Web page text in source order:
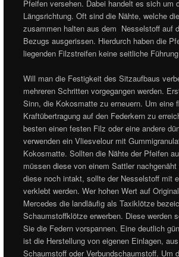
Pfeifen versehen. Dabei handelt es sich um
Längsrichtung. Oft sind die Nähte, welche
zusammen halten aus dem Nesselstoff auf
Bezugs ausgerissen. Hierdurch haben die
liegenden Filzstreifen keine seitliche
Will man die Festigkeit des Sitzaufbaus
mehreren Schritten vorgegangen werden.
Sinn, die Kokosmatte zu erneuern. Um eine
Kraftübertragung auf den Federkern zu
besten einen festen Filz oder eine andere
verwenden ein Vliesvelour mit
Kokosmatte. Sollten die Nähte der Pfeifen
müssen diese von einem Sattler
diese noch intakt, sollte der Nesselstoff mit
verklebt werden. Wer hohen Wert auf
Mercedes die landläufig als Taxiklötze
Schaumstoffklötze erwerben. Diese werden
Sie die Federn vorspannen. Eine deutlich
ist die Herstellung von eigenen Einlagen,
Schaumstoff oder Verbundschaumstoff. Um